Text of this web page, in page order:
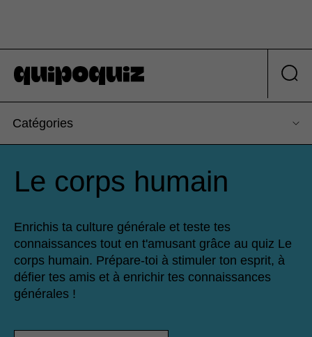
Catégories
Le corps humain
Enrichis ta culture générale et teste tes
connaissances tout en t'amusant grâce au quiz Le
corps humain. Prépare-toi à stimuler ton esprit, à
défier tes amis et à enrichir tes connaissances
générales !